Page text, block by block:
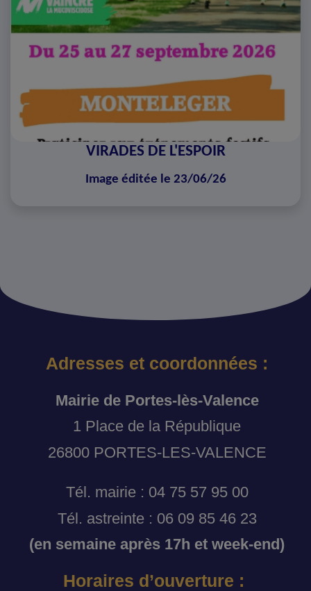
VIRADES DE L'ESPOIR
Image éditée le 23/06/26
Adresses et coordonnées :
Mairie de Portes-lès-Valence
1 Place de la République
26800 PORTES-LES-VALENCE
Tél. mairie : 04 75 57 95 00
Tél. astreinte : 06 09 85 46 23
(en semaine après 17h et week-end)
Horaires d’ouverture :